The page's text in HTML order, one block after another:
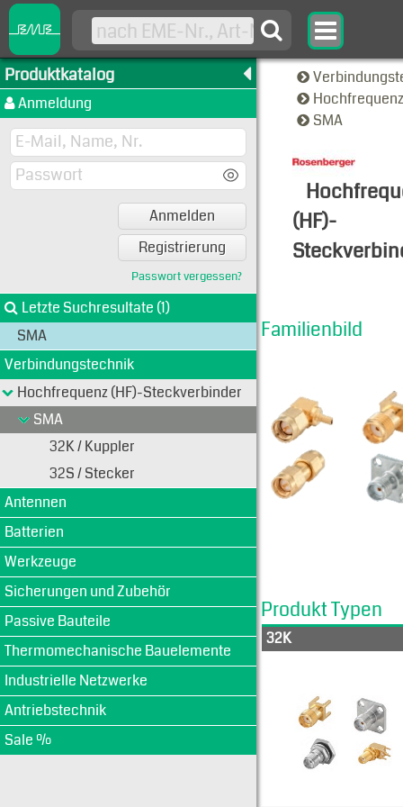
Produktkatalog
Anmeldung
Anmelden
Registrierung
Passwort vergessen?
Letzte Suchresultate (1)
SMA
Verbindungstechnik
Hochfrequenz (HF)-Steckverbinder
SMA
32K / Kuppler
32S / Stecker
Antennen
Batterien
Werkzeuge
Sicherungen und Zubehör
Passive Bauteile
Thermomechanische Bauelemente
Industrielle Netzwerke
Antriebstechnik
Sale %
SMA
(HF)-
Familienbild
Produkt Typen
32K